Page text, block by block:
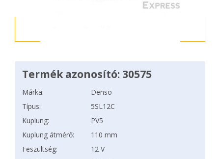
Termék azonosító: 30575
Márka:
Denso
Típus:
5SL12C
Kuplung:
PV5
Kuplung átmérő:
110 mm
Feszültség:
12 V